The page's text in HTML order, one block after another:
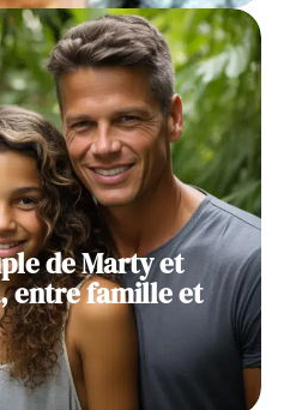
de Marty et
entre famille et